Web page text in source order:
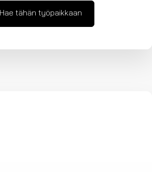
Hae tähän työpaikkaan